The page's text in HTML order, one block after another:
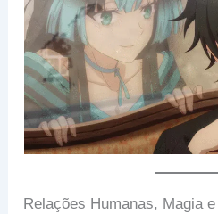
Relações Humanas, Magia